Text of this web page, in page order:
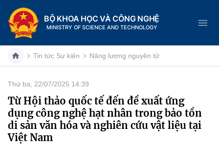
BỘ KHOA HỌC VÀ CÔNG NGHỆ
MINISTRY OF SCIENCE AND TECHNOLOGY
Danh mục
Trang chủ
Giới thiệu
Tin tức Sự kiện Năng lượng nguyên tử
Thứ ba, 22/07/2025 14:39
Từ Hội thảo quốc tế đến đề xuất ứng
dụng công nghệ hạt nhân trong bảo tồn
di sản văn hóa và nghiên cứu vật liệu tại
Việt Nam